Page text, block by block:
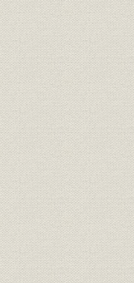
経営
財務・業績
財務・業績
経営
経営
経営